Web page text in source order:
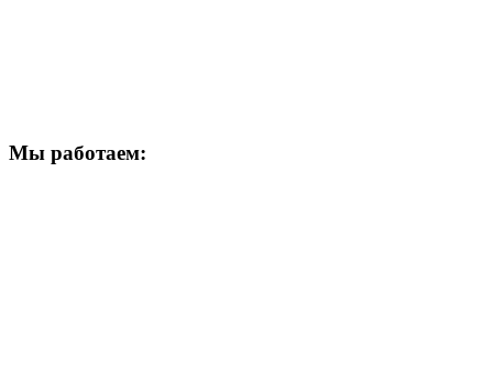
Мы работаем: